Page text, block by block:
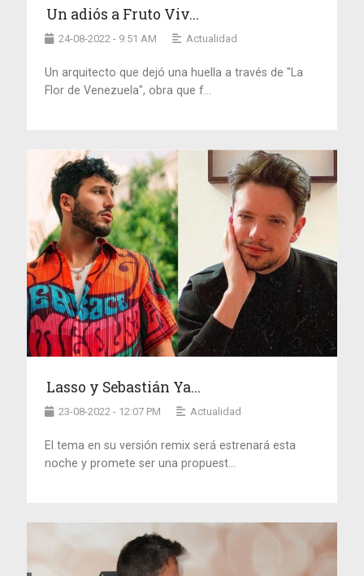
Un adiós a Fruto Viv...
24-08-2022 - 9:51 AM Actualidad
Un arquitecto que dejó una huella a través de "La
Flor de Venezuela", obra que f...
Lasso y Sebastián Ya...
23-08-2022 - 12:07 PM Actualidad
El tema en su versión remix será estrenará esta
noche y promete ser una propuest...